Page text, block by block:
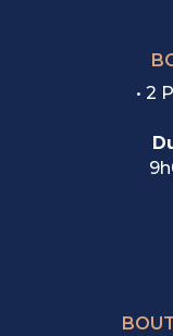
• 2